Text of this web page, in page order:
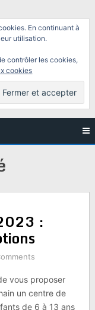
En continuant à
utilisation.
contrôler les cookies,
cookies
:
vous proposer
un centre de
de 6 à 13 ans